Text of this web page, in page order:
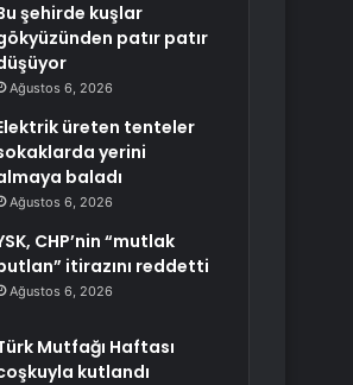
şehirde kuşlar
patır patır
Ağustos 6, 2026
üreten tenteler
yerini
baladı
Ağustos 6, 2026
CHP’nin “mutlak
itirazını reddetti
Ağustos 6, 2026
Mutfağı Haftası
kutlandı